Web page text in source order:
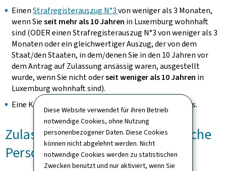
Diese Website verwendet für ihren Betrieb
notwendige Cookies, ohne Nutzung
personenbezogener Daten. Diese Cookies
können nicht abgelehnt werden. Nicht
notwendige Cookies werden zu statistischen
Zwecken benutzt und nur aktiviert, wenn Sie
EinenStrafregisterauszug N°3von weniger als 3 Monaten,
wenn Sieseit mehr als 10 Jahren in Luxemburg wohnhaft
sind (ODER einen Strafregisterauszug N°3 von weniger als 3
Monaten oder ein gleichwertiger Auszug, der von dem
Staat/den Staaten, in dem/denen Sie in den 10 Jahren vor
dem Antrag auf Zulassung ansässig waren, ausgestellt
wurde, wenn Sie nicht oderseit weniger als 10 Jahren in
Luxemburg wohnhaft sind).
Eine Kopie Ihres Personalausweises oder Reisepasses.
Zulassungsverfahren für juristische
Personen